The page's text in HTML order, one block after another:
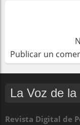
Publicar un
La Voz de
Revista Digital de